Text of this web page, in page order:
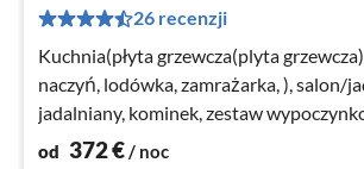
26 recenzji
Kuchnia(płyta grzewcza(plyta
naczyń, lodówka, zamrażarka, ), salon/
jadalniany, kominek, zestaw
od 372€/ noc